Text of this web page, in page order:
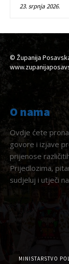
23. srpnja 2026.
© Županija
O nama
Ovdje ćete
govore i izjave
prijenose
Prijedlozima,
sudjeluj i utječi
MINISTARSTVO